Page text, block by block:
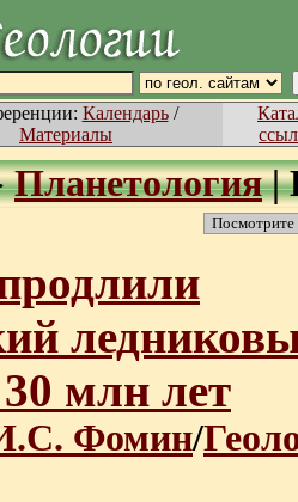
Календарь/
Материалы
Планетология|
Посмотрите
млн лет
Фомин/